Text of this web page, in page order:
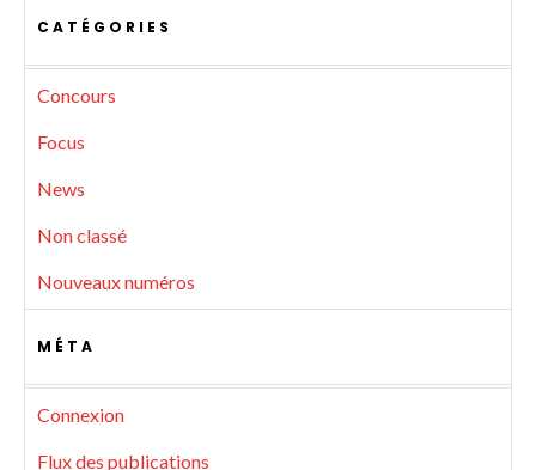
CATÉGORIES
Concours
Focus
News
Non classé
Nouveaux numéros
MÉTA
Connexion
Flux des publications